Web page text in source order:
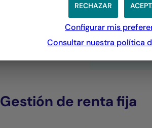
Gestión de renta fija
RECHAZAR
Configurar mis
Consultar nuestra política